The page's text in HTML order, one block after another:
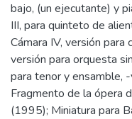
bajo, (un ejecutante) y
III, para quinteto de
Cámara IV, versión
versión para orquesta
para tenor y ensamble,
Fragmento de la ópera
(1995); Miniatura para